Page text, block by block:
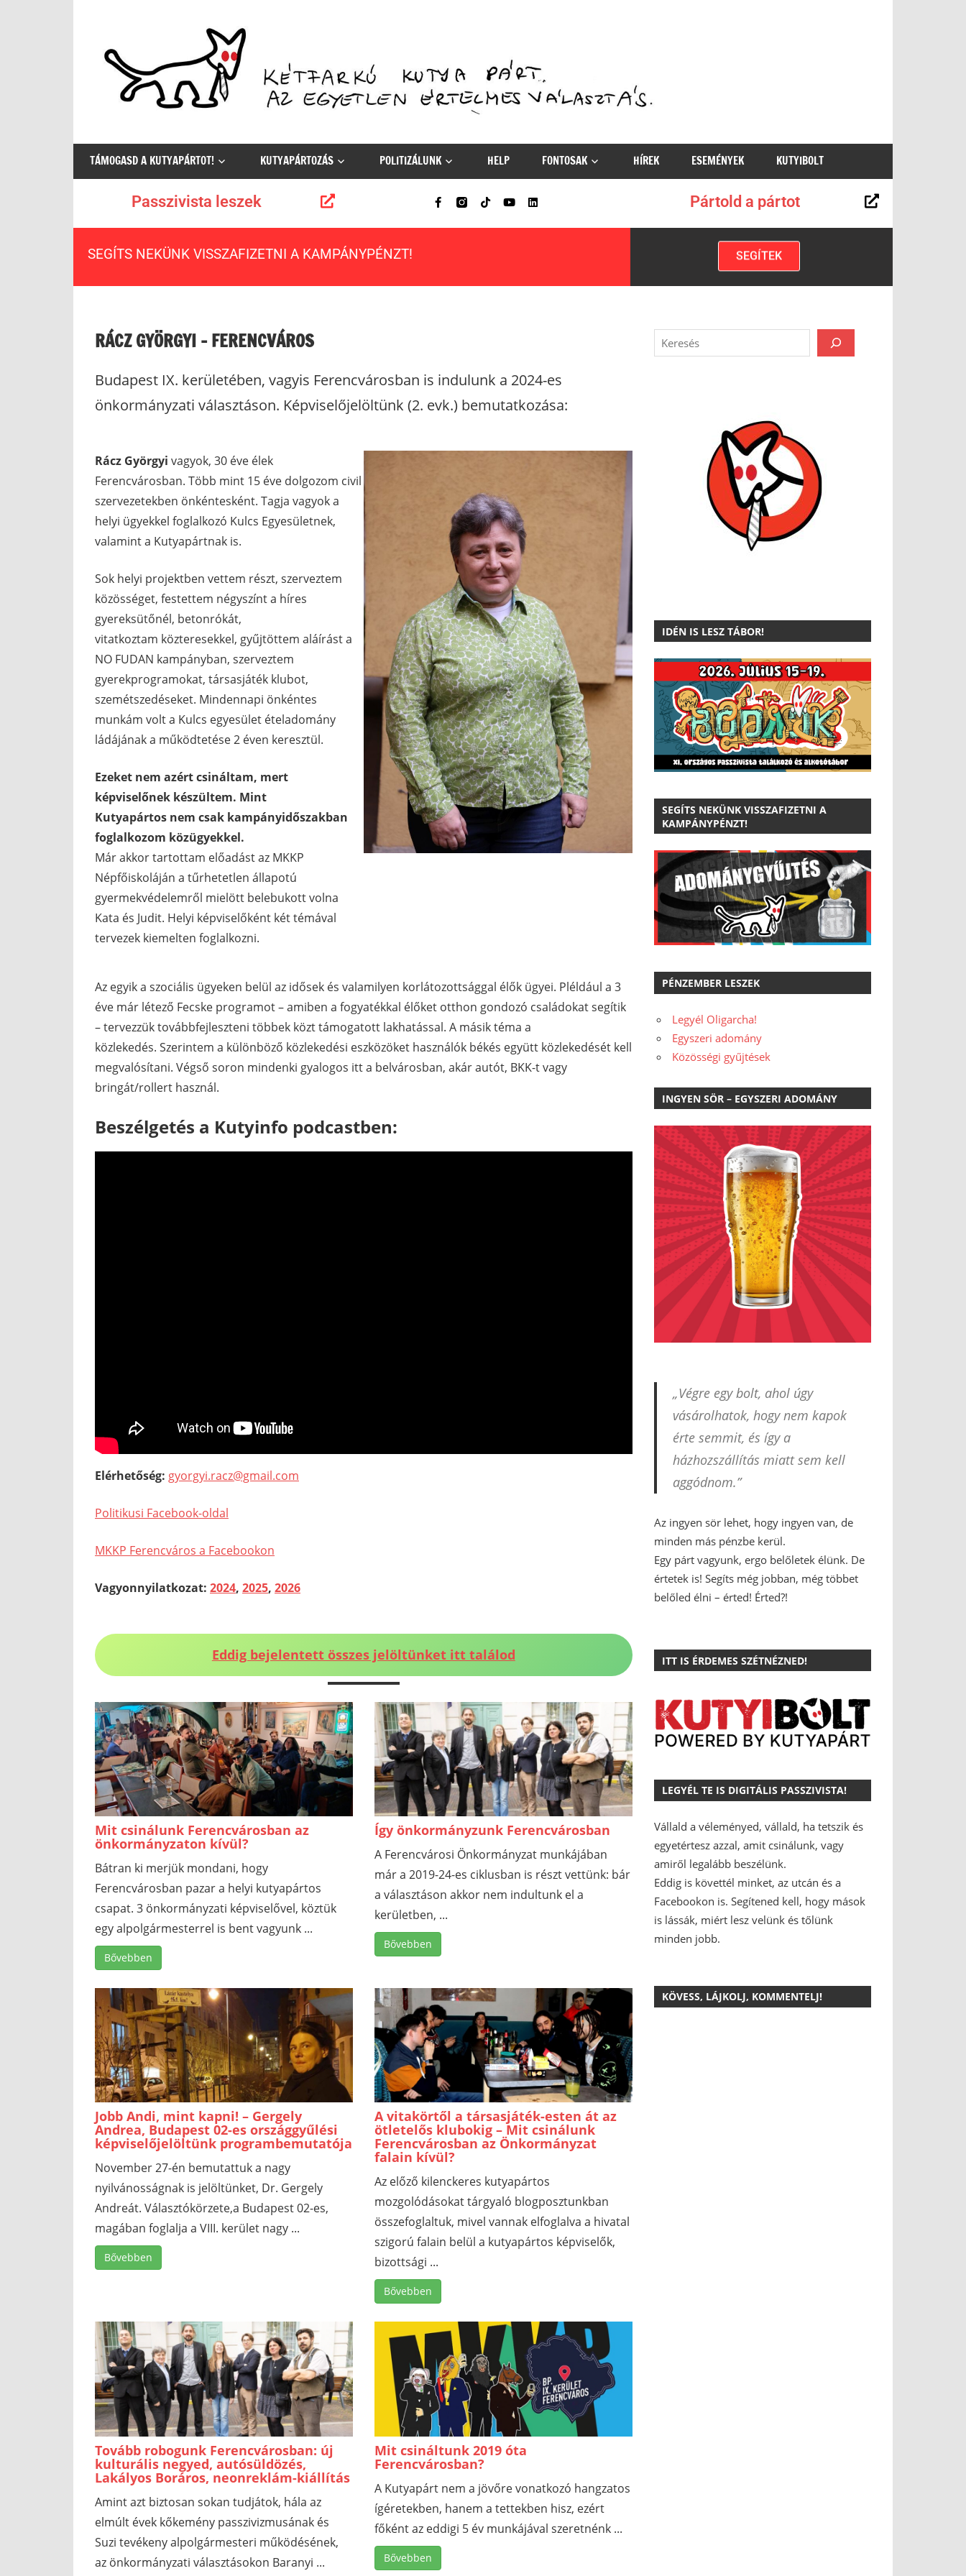
egyetlen
értelmes
választás
TÁMOGASD A KUTYAPÁRTOT! KUTYAPÁRTOZÁS POLITIZÁLUNK HELP FONTOSAK HÍREK ESEMÉNYEK KUTYIBOLT
Passzivista leszek Pártold a pártot
SEGÍTS NEKÜNK VISSZAFIZETNI A KAMPÁNYPÉNZT! SEGÍTEK
RÁCZ GYÖRGYI – FERENCVÁROS
Budapest IX. kerületében, vagyis Ferencvárosban is indulunk a 2024-es
önkormányzati választáson. Képviselőjelöltünk (2. evk.) bemutatkozása:
Rácz Györgyi vagyok, 30 éve élek
Ferencvárosban. Több mint 15 éve dolgozom civil
szervezetekben önkéntesként. Tagja vagyok a
helyi ügyekkel foglalkozó Kulcs Egyesületnek,
valamint a Kutyapártnak is.
Sok helyi projektben vettem részt, szerveztem
közösséget, festettem négyszínt a híres
gyereksütőnél, betonrókát,
vitatkoztam közteresekkel, gyűjtöttem aláírást a
NO FUDAN kampányban, szerveztem
gyerekprogramokat, társasjáték klubot,
szemétszedéseket. Mindennapi önkéntes
munkám volt a Kulcs egyesület ételadomány
ládájának a működtetése 2 éven keresztül.
Ezeket nem azért csináltam, mert
képviselőnek készültem. Mint
Kutyapártos nem csak kampányidőszakban
foglalkozom közügyekkel.
Már akkor tartottam előadást az MKKP
Népfőiskoláján a tűrhetetlen állapotú
gyermekvédelemről mielött belebukott volna
Kata és Judit. Helyi képviselőként két témával
tervezek kiemelten foglalkozni.
Az egyik a szociális ügyeken belül az idősek és valamilyen korlátozottsággal élők ügyei. Pléldául a 3
éve már létező Fecske programot – amiben a fogyatékkal élőket otthon gondozó családokat segítik
– tervezzük továbbfejleszteni többek közt támogatott lakhatással. A másik téma a
közlekedés. Szerintem a különböző közlekedési eszközöket használók békés együtt közlekedését kell
megvalósítani. Végső soron mindenki gyalogos itt a belvárosban, akár autót, BKK-t vagy
bringát/rollert használ.
Beszélgetés a Kutyinfo podcastben:
Elérhetőség: gyorgyi.racz@gmail.com
Politikusi Facebook-oldal
MKKP Ferencváros a Facebookon
Vagyonnyilatkozat: 2024, 2025, 2026
Eddig bejelentett összes jelöltünket itt találod
Mit csinálunk Ferencvárosban az
önkormányzaton kívül?
Bátran ki merjük mondani, hogy
Ferencvárosban pazar a helyi kutyapártos
csapat. 3 önkormányzati képviselővel, köztük
egy alpolgármesterrel is bent vagyunk ...
Bővebben
Így önkormányzunk Ferencvárosban
A Ferencvárosi Önkormányzat munkájában
már a 2019-24-es ciklusban is részt vettünk: bár
a választáson akkor nem indultunk el a
kerületben, ...
Bővebben
Jobb Andi, mint kapni! – Gergely
Andrea, Budapest 02-es országgyűlési
képviselőjelöltünk programbemutatója
November 27-én bemutattuk a nagy
nyilvánosságnak is jelöltünket, Dr. Gergely
Andreát. Választókörzete,a Budapest 02-es,
magában foglalja a VIII. kerület nagy ...
Bővebben
A vitakörtől a társasjáték-esten át az
ötletelős klubokig – Mit csinálunk
Ferencvárosban az Önkormányzat
falain kívül?
Az előző kilenckeres kutyapártos
mozgolódásokat tárgyaló blogposztunkban
összefoglaltuk, mivel vannak elfoglalva a hivatal
szigorú falain belül a kutyapártos képviselők,
bizottsági ...
Bővebben
Tovább robogunk Ferencvárosban: új
kulturális negyed, autósüldözés,
Lakályos Boráros, neonreklám-kiállítás
Amint azt biztosan sokan tudjátok, hála az
elmúlt évek kőkemény passzivizmusának és
Suzi tevékeny alpolgármesteri működésének,
az önkormányzati választásokon Baranyi ...
Mit csináltunk 2019 óta
Ferencvárosban?
A Kutyapárt nem a jövőre vonatkozó hangzatos
ígéretekben, hanem a tettekben hisz, ezért
főként az eddigi 5 év munkájával szeretnénk ...
Bővebben
IDÉN IS LESZ TÁBOR!
SEGÍTS NEKÜNK VISSZAFIZETNI A
KAMPÁNYPÉNZT!
PÉNZEMBER LESZEK
Legyél Oligarcha!
Egyszeri adomány
Közösségi gyűjtések
INGYEN SÖR – EGYSZERI ADOMÁNY
„Végre egy bolt, ahol úgy
vásárolhatok, hogy nem kapok
érte semmit, és így a
házhozszállítás miatt sem kell
aggódnom.”
Az ingyen sör lehet, hogy ingyen van, de
minden más pénzbe kerül.
Egy párt vagyunk, ergo belőletek élünk. De
értetek is! Segíts még jobban, még többet
belőled élni – érted! Érted?!
ITT IS ÉRDEMES SZÉTNÉZNED!
LEGYÉL TE IS DIGITÁLIS PASSZIVISTA!
Vállald a véleményed, vállald, ha tetszik és
egyetértesz azzal, amit csinálunk, vagy
amiről legalább beszélünk.
Eddig is követtél minket, az utcán és a
Facebookon is. Segítened kell, hogy mások
is lássák, miért lesz velünk és tőlünk
minden jobb.
KÖVESS, LÁJKOLJ, KOMMENTELJ!